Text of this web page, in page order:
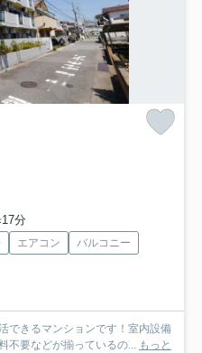
分
エアコン
バルコニー
できるマンションです！室内設備
不要などが揃っているの... もっと